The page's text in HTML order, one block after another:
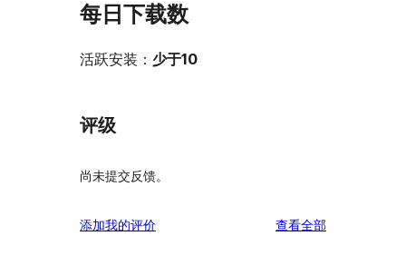
每日下载数
活跃安装： 少于10
评级
尚未提交反馈。
添加我的评价 查看全部评